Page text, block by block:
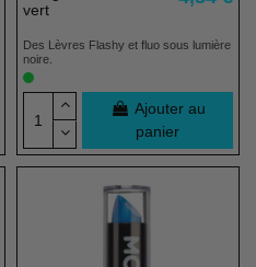
vert
Des Lèvres Flashy et fluo sous lumière
noire.
Ajouter au
panier